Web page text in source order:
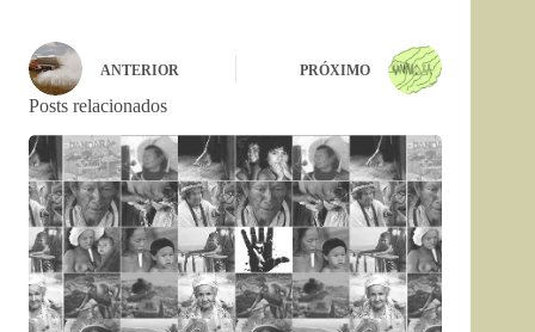
ANTERIOR PRÓXIMO
Posts relacionados